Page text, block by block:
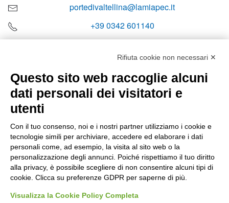
portedivaltellina@lamiapec.it
+39 0342 601140
Orari di apertura
Sabato
08:00 – 12:10
Domenica e festivi
CHIUSO
Rifiuta cookie non necessari ✕
Questo sito web raccoglie alcuni
dati personali dei visitatori e
utenti
Con il tuo consenso, noi e i nostri partner utilizziamo i cookie e
tecnologie simili per archiviare, accedere ed elaborare i dati
personali come, ad esempio, la visita al sito web o la
personalizzazione degli annunci. Poiché rispettiamo il tuo diritto
alla privacy, è possibile scegliere di non consentire alcuni tipi di
cookie. Clicca su preferenze GDPR per saperne di più.
Visualizza la Cookie Policy Completa